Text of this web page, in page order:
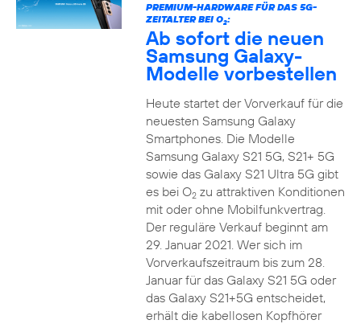
PREMIUM-HARDWARE FÜR DAS 5G-
ZEITALTER BEI O2:
Ab sofort die neuen
Samsung Galaxy-
Modelle vorbestellen
Heute startet der Vorverkauf für die
neuesten Samsung Galaxy
Smartphones. Die Modelle
Samsung Galaxy S21 5G, S21+ 5G
sowie das Galaxy S21 Ultra 5G gibt
es bei O2zu attraktiven Konditionen
mit oder ohne Mobilfunkvertrag.
Der reguläre Verkauf beginnt am
29. Januar 2021. Wer sich im
Vorverkaufszeitraum bis zum 28.
Januar für das Galaxy S21 5G oder
das Galaxy S21+5G entscheidet,
erhält die kabellosen Kopfhörer